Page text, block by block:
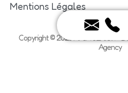
Mentions Légales
Copyright © 2025 APSA SENIOR -
Agency